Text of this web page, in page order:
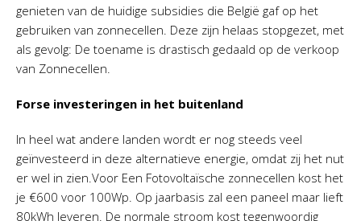
genieten van de huidige subsidies die België gaf op het
gebruiken van zonnecellen. Deze zijn helaas stopgezet, met
als gevolg: De toename is drastisch gedaald op de verkoop
van Zonnecellen.
Forse investeringen in het buitenland
In heel wat andere landen wordt er nog steeds veel
geïnvesteerd in deze alternatieve energie, omdat zij het nut
er wel in zien.Voor Een Fotovoltaïsche zonnecellen kost het
je €600 voor 100Wp. Op jaarbasis zal een paneel maar lieft
80kWh leveren. De normale stroom kost tegenwoordig